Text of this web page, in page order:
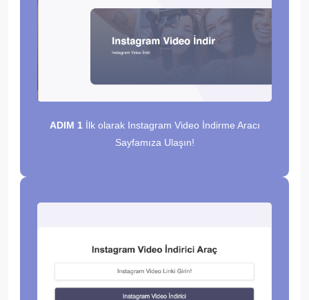
ADIM 1 İlk olarak Instagram Video İndirme Aracı
Sayfamıza Ulaşın!